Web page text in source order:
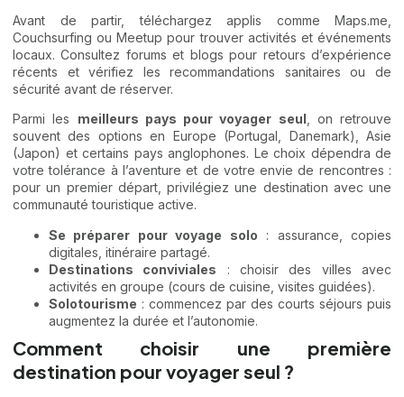
Avant de partir, téléchargez applis comme Maps.me,
Couchsurfing ou Meetup pour trouver activités et événements
locaux. Consultez forums et blogs pour retours d’expérience
récents et vérifiez les recommandations sanitaires ou de
sécurité avant de réserver.
Parmi les meilleurs pays pour voyager seul , on retrouve
souvent des options en Europe (Portugal, Danemark), Asie
(Japon) et certains pays anglophones. Le choix dépendra de
votre tolérance à l’aventure et de votre envie de rencontres :
pour un premier départ, privilégiez une destination avec une
communauté touristique active.
Se préparer pour voyage solo : assurance, copies
digitales, itinéraire partagé.
Destinations conviviales : choisir des villes avec
activités en groupe (cours de cuisine, visites guidées).
Solotourisme : commencez par des courts séjours puis
augmentez la durée et l’autonomie.
Comment choisir une première
destination pour voyager seul ?